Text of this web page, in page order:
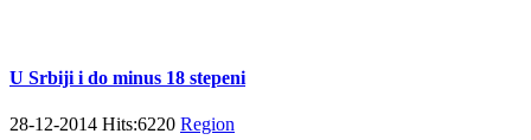
U Srbiji i do minus 18 stepeni
28-12-2014 Hits:6220 Region